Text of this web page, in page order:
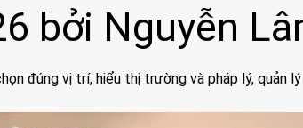
bởi Nguyễn
đúng vị trí, hiểu thị trường và pháp lý, quản